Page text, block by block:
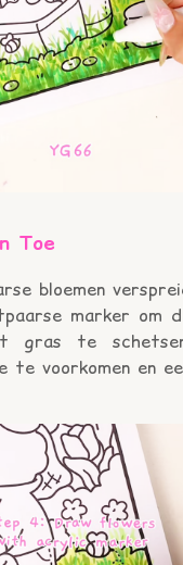
Toe
bloemen
marker om
gras te
te voorkomen en